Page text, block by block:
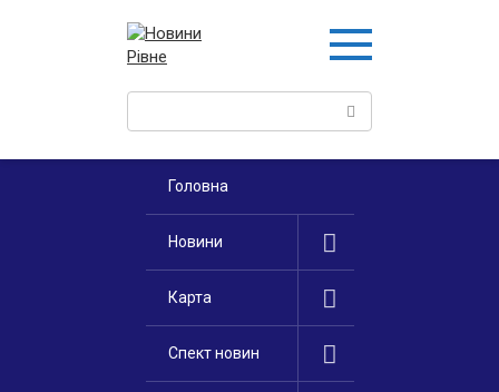
Поиск:
Головна
Новини
Карта
Спект новин